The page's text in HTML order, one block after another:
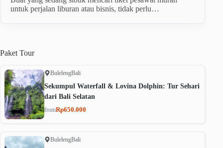
untuk perjalan liburan atau bisnis, tidak perlu…
Paket Tour
BulelengBali
Sekumpul Waterfall & Lovina Dolphin: Tur Sehari
dari Bali Selatan
fromRp650.000
BulelengBali